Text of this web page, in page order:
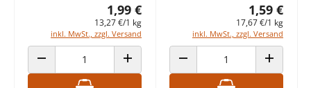
1,99 €
13,27 €/1 kg
inkl. MwSt., zzgl. Versand
ANZAHL VERRINGERN ANZAHL ERHÖHEN
1,59 €
17,67 €/1 kg
inkl. MwSt., zzgl. Versand
ANZAHL VERRINGERN ANZAHL